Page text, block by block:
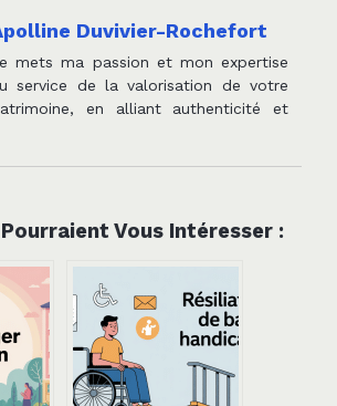
Duvivier-Rochefort
mets ma passion et mon expertise
service de la valorisation de votre
en alliant authenticité et
Vous Intéresser :